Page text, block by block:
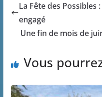
La Fête des
engagé
Une fin de mois de
Vous